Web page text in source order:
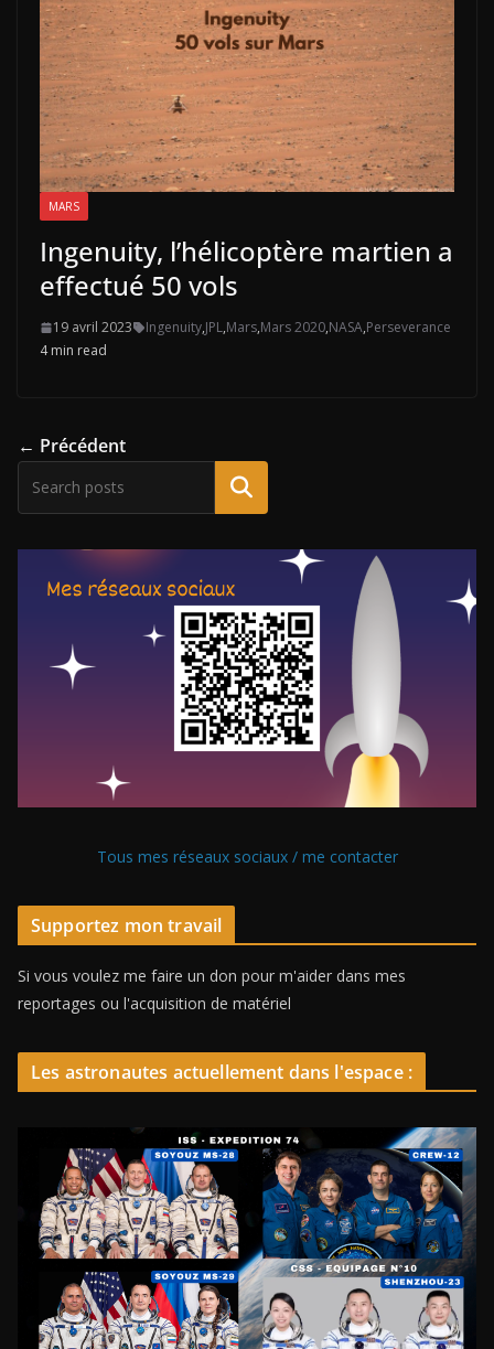
MARS
Ingenuity, l’hélicoptère martien a
effectué 50 vols
19 avril 2023 Ingenuity,JPL,Mars,Mars 2020,NASA,Perseverance
4 min read
← Précédent
Tous mes réseaux sociaux / me contacter
Supportez mon travail
Si vous voulez me faire un don pour m'aider dans mes
reportages ou l'acquisition de matériel
Les astronautes actuellement dans l'espace :